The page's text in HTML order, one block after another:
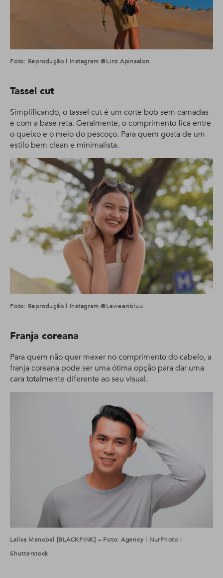
Foto: Reprodução | Instagram @linz.apinsalon
Tassel cut
Simplificando, o tassel cut é um corte bob sem camadas
e com a base reta. Geralmente, o comprimento fica entre
o queixo e o meio do pescoço. Para quem gosta de um
estilo bem clean e minimalista.
Foto: Reprodução | Instagram @lavieenbluu
Franja coreana
Para quem não quer mexer no comprimento do cabelo, a
franja coreana pode ser uma ótima opção para dar uma
cara totalmente diferente ao seu visual.
Lalisa Manobal [BLACKPINK] – Foto: Agency | NurPhoto |
Shutterstock